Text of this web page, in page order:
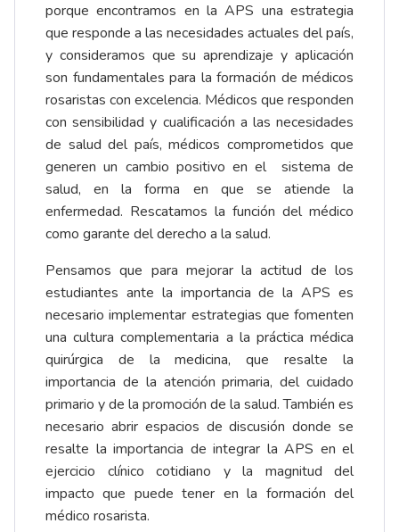
porque encontramos en la APS una estrategia
que responde a las necesidades actuales del país,
y consideramos que su aprendizaje y aplicación
son fundamentales para la formación de médicos
rosaristas con excelencia. Médicos que responden
con sensibilidad y cualificación a las necesidades
de salud del país, médicos comprometidos que
generen un cambio positivo en el sistema de
salud, en la forma en que se atiende la
enfermedad. Rescatamos la función del médico
como garante del derecho a la salud.
Pensamos que para mejorar la actitud de los
estudiantes ante la importancia de la APS es
necesario implementar estrategias que fomenten
una cultura complementaria a la práctica médica
quirúrgica de la medicina, que resalte la
importancia de la atención primaria, del cuidado
primario y de la promoción de la salud. También es
necesario abrir espacios de discusión donde se
resalte la importancia de integrar la APS en el
ejercicio clínico cotidiano y la magnitud del
impacto que puede tener en la formación del
médico rosarista.